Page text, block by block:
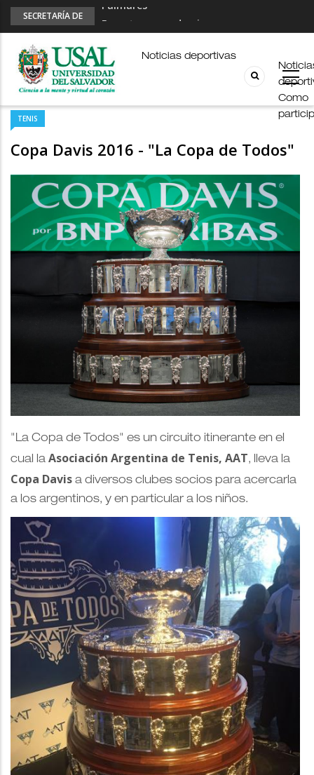
SECRETARÍA DE
USAL en los E-JUAR
JUAR
Fútbol Online
Palmarés
Como
Noticias deportivas
TENIS
Copa Davis 2016 - "La Copa de Todos"
"La Copa de Todos" es un circuito itinerante en el
cual la Asociación Argentina de Tenis, AAT, lleva la
Copa Davis a diversos clubes socios para acercarla
a los argentinos, y en particular a los niños.